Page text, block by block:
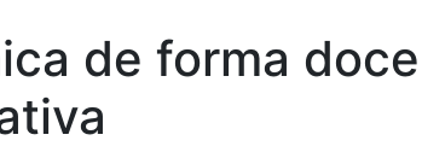
de forma doce